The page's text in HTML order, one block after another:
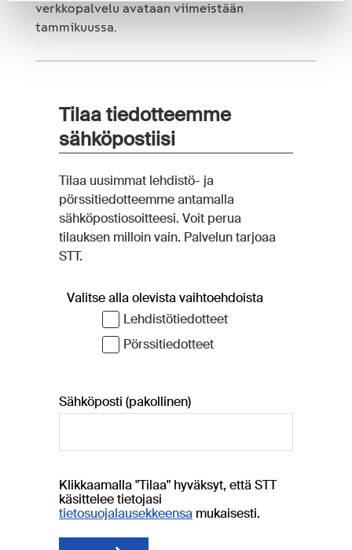
verkkopalvelu avataan viimeistään
tammikuussa.